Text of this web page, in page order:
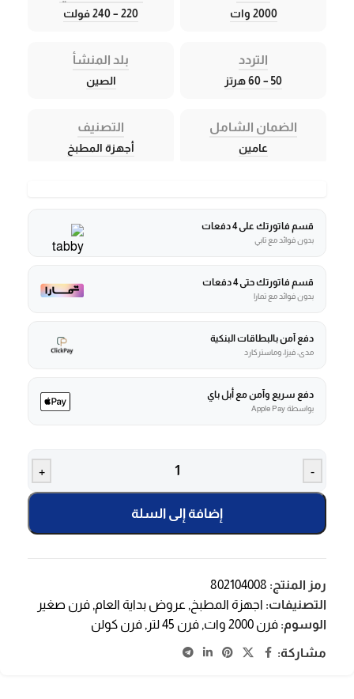
2000 وات 220 – 240 فولت
التردد
50 – 60 هرتز
بلد المنشأ
الصين
الضمان الشامل
عامين
التصنيف
أجهزة المطبخ
قسم فاتورتك على 4 دفعات
بدون فوائد مع تابي
قسم فاتورتك حتى 4 دفعات
بدون فوائد مع تمارا
دفع آمن بالبطاقات البنكية
مدى، فيزا، وماستركارد
دفع سريع وآمن مع أبل باي
بواسطة Apple Pay
-
+
إضافة إلى السلة
رمز المنتج: 802104008
التصنيفات: اجهزة المطبخ , عروض بداية العام, فرن صغير
الوسوم: فرن 2000 وات , فرن 45 لتر , فرن كولن
مشاركة: